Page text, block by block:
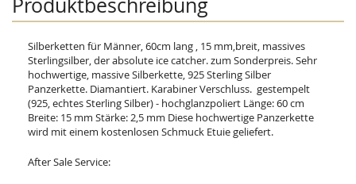
Produktbeschreibung
Silberketten für Männer, 60cm lang , 15 mm,breit, massives
Sterlingsilber, der absolute ice catcher. zum Sonderpreis. Sehr
hochwertige, massive Silberkette, 925 Sterling Silber
Panzerkette. Diamantiert. Karabiner Verschluss. gestempelt
(925, echtes Sterling Silber) - hochglanzpoliert Länge: 60 cm
Breite: 15 mm Stärke: 2,5 mm Diese hochwertige Panzerkette
wird mit einem kostenlosen Schmuck Etuie geliefert.
After Sale Service: